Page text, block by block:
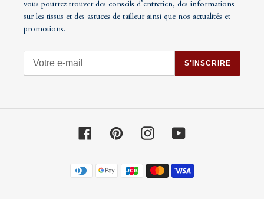
vous pourrez trouver des conseils d’entretien, des informations
sur les tissus et des astuces de tailleur ainsi que nos actualités et
promotions.
S'INSCRIRE
FacebookPinterest InstagramYouTube
Moyens
de